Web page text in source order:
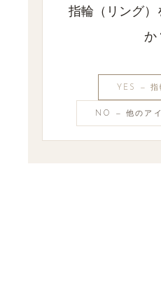
指輪（リング）
か
YES — 指
NO — 他のア